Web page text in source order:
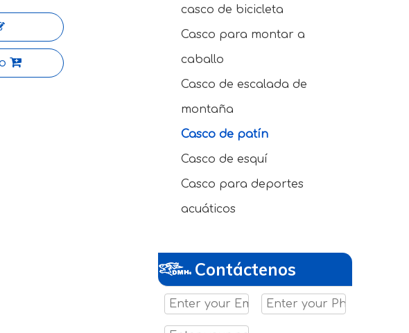
casco de bicicleta
Casco para montar a
caballo
Casco de escalada de
montaña
Casco de patín
Casco de esquí
Casco para deportes
acuáticos
Contáctenos